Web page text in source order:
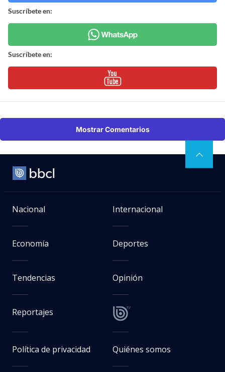
Suscríbete en:
Suscríbete en:
Mostrar Comentarios
Nacional Internacional
Economía Deportes
Tendencias Opinión
Reportajes
Política de privacidad Quiénes somos